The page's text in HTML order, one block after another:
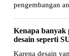
pengembangan
Kenapa banyak
desain seperti
Karena desain